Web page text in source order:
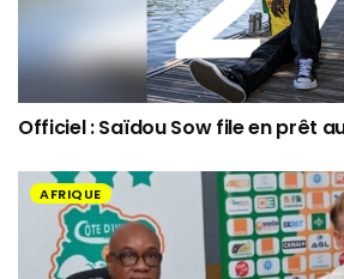
Officiel : Saïdou Sow file en prêt
AFRIQUE